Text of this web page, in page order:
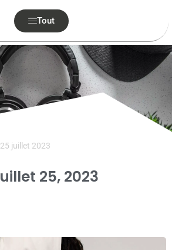
Tout
juillet 2023
25, 2023